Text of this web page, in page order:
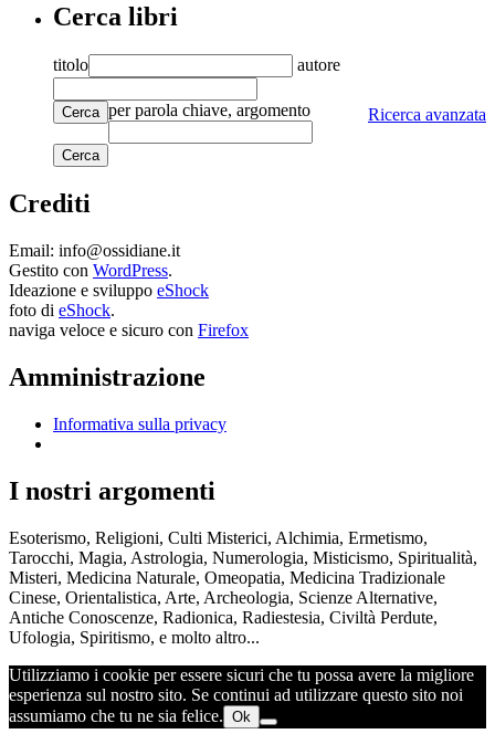
Cerca libri
titolo autore
Cerca Ricerca avanzata
per parola chiave, argomento
Crediti
Email: info@ossidiane.it
Gestito con WordPress.
Ideazione e sviluppo eShock
foto di eShock.
naviga veloce e sicuro con Firefox
Amministrazione
Informativa sulla privacy
I nostri argomenti
Esoterismo, Religioni, Culti Misterici, Alchimia, Ermetismo,
Tarocchi, Magia, Astrologia, Numerologia, Misticismo, Spiritualità,
Misteri, Medicina Naturale, Omeopatia, Medicina Tradizionale
Cinese, Orientalistica, Arte, Archeologia, Scienze Alternative,
Antiche Conoscenze, Radionica, Radiestesia, Civiltà Perdute,
Ufologia, Spiritismo, e molto altro...
Utilizziamo i cookie per essere sicuri che tu possa avere la migliore
esperienza sul nostro sito. Se continui ad utilizzare questo sito noi
assumiamo che tu ne sia felice. Ok